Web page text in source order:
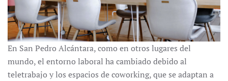
En San Pedro Alcántara, como en otros lugares del
mundo, el entorno laboral ha cambiado debido al
teletrabajo y los espacios de coworking, que se adaptan a